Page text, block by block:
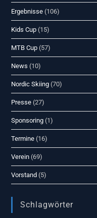
Ergebnisse (106)
Kids Cup (15)
MTB Cup (57)
News (10)
Nordic Skiing (70)
Presse (27)
Sponsoring (1)
Termine (16)
Verein (69)
Vorstand (5)
Schlagwörter